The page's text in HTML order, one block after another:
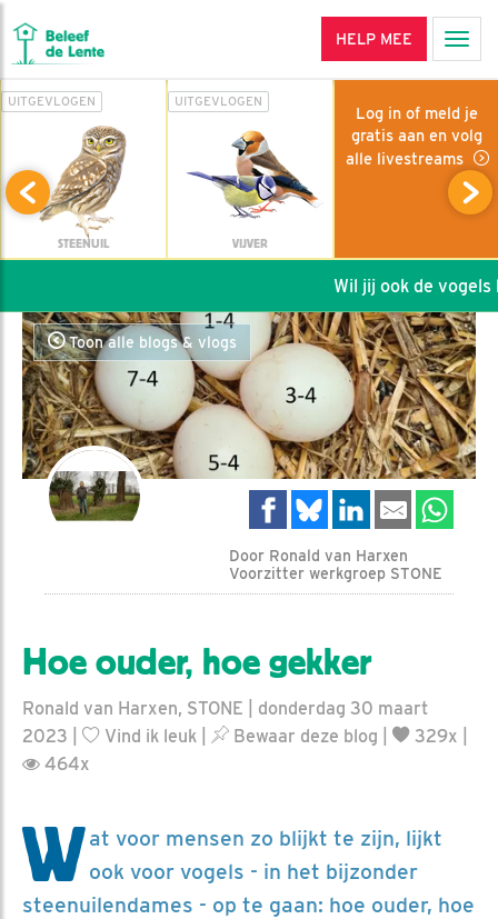
HELP MEE
UITGEVLOGEN
STEENUIL
UITGEVLOGEN
VIJVER
Log in of meld je
gratis aan en volg
alle livestreams
Wil jij ook de vogels
Toon alle blogs & vlogs
Door Ronald van Harxen
Voorzitter werkgroep STONE
Hoe ouder, hoe gekker
Ronald van Harxen, STONE | donderdag 30 maart
2023 |
Vind ik leuk Bewaar deze blog
329x |
464x
Wat voor mensen zo blijkt te zijn, lijkt
ook voor vogels - in het bijzonder
steenuilendames - op te gaan: hoe ouder, hoe